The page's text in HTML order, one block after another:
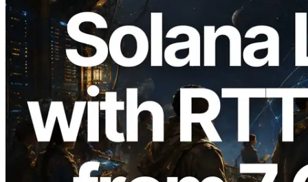
2026.08.05
ERPC mở rộng Solana Leader Slot API
với phép đo ping từ 7 khu vực toàn cầu —
Validators Information API cũng chính
thức ra mắt
Đọc bài viết này